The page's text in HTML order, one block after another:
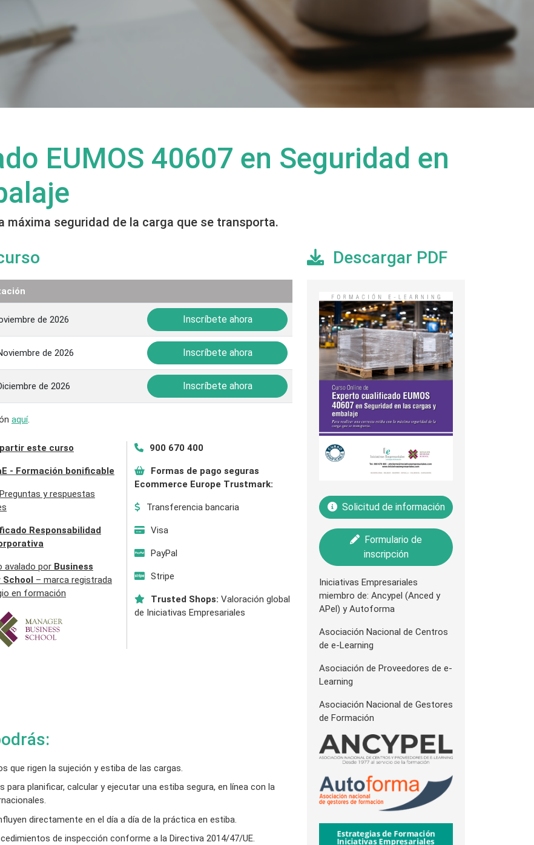
EUMOS 40607 en Seguridad en
máxima seguridad de la carga que se transporta.
de 2026 Inscríbete ahora
de 2026 Inscríbete ahora
de 2026 Inscríbete ahora
aquí.
este curso
- Formación bonificable
Preguntas y respuestas
Responsabilidad
avalado por Business
School – marca registrada
en formación
900 670 400
Formas de pago seguras
Ecommerce Europe Trustmark:
Transferencia bancaria
Visa
PayPal
Stripe
Trusted Shops: Valoración global
de Iniciativas Empresariales
rigen la sujeción y estiba de las cargas.
planificar, calcular y ejecutar una estiba segura, en línea con la
directamente en el día a día de la práctica en estiba.
de inspección conforme a la Directiva 2014/47/UE.
Descargar PDF
Solicitud de información
Formulario de
inscripción
Iniciativas Empresariales
miembro de: Ancypel (Anced y
APel) y Autoforma
Asociación Nacional de Centros
de e-Learning
Asociación de Proveedores de e-
Learning
Asociación Nacional de Gestores
de Formación